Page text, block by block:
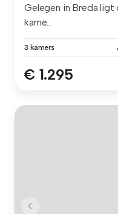
Gelegen in Breda
kame...
3 kamers
€ 1.295